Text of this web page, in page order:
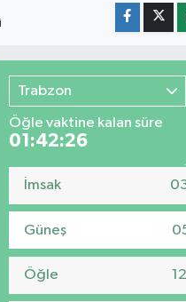
Trabzon
Öğle vaktine kalan süre
01:42:24
İmsak
Güneş
Öğle